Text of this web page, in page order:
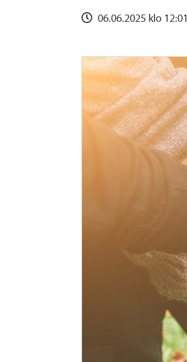
06.06.2025 klo 12:01